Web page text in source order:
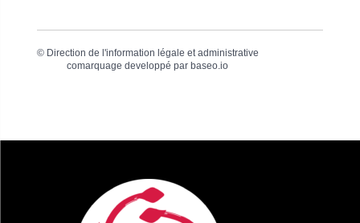
© Direction de l'information légale et administrative
comarquage developpé par baseo.io